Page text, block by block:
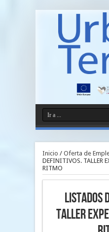
Inicio / Oferta de
DEFINITIVOS. TALLER
RITMO
LISTADOS
TALLER